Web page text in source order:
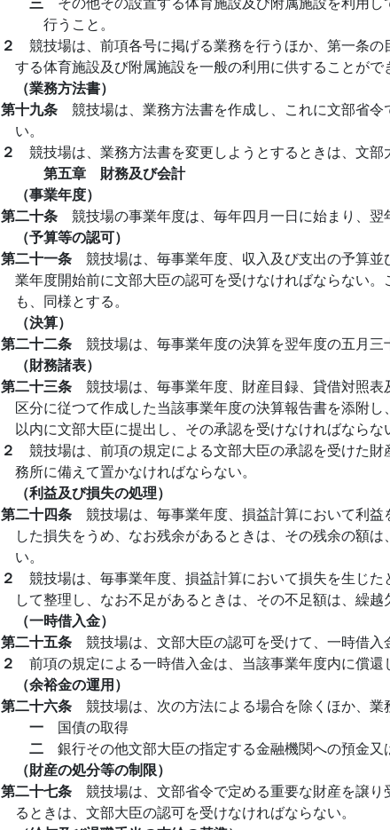
行うこと。
２ 競技場は、前項各号に掲げる業務を行うほか、第一条
する体育施設及び附属施設を一般の利用に供することがで
（業務方法書）
第十九条 競技場は、業務方法書を作成し、これに文部省
い。
２ 競技場は、業務方法書を変更しようとするときは、文部
第五章 財務及び会計
（事業年度）
第二十条 競技場の事業年度は、毎年四月一日に始まり、翌
（予算等の認可）
第二十一条 競技場は、毎事業年度、収入及び支出の予算
業年度開始前に文部大臣の認可を受けなければならない
も、同様とする。
（決算）
第二十二条 競技場は、毎事業年度の決算を翌年度の五月三
（財務諸表）
第二十三条 競技場は、毎事業年度、財産目録、貸借対照
区分に従つて作成した当該事業年度の決算報告書を添附
以内に文部大臣に提出し、その承認を受けなければならな
２ 競技場は、前項の規定による文部大臣の承認を受けた
務所に備えて置かなければならない。
（利益及び損失の処理）
第二十四条 競技場は、毎事業年度、損益計算において利
した損失をうめ、なお残余があるときは、その残余の額
い。
２ 競技場は、毎事業年度、損益計算において損失を生じ
して整理し、なお不足があるときは、その不足額は、繰越
（一時借入金）
第二十五条 競技場は、文部大臣の認可を受けて、一時借入
２ 前項の規定による一時借入金は、当該事業年度内に償還
（余裕金の運用）
第二十六条 競技場は、次の方法による場合を除くほか、業
一 国債の取得
二 銀行その他文部大臣の指定する金融機関への預金又
（財産の処分等の制限）
第二十七条 競技場は、文部省令で定める重要な財産を譲
るときは、文部大臣の認可を受けなければならない。